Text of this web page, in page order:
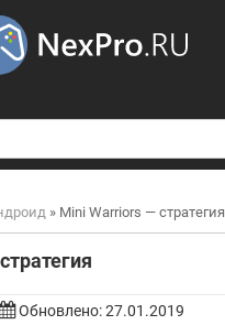
о
и
к
» Mini Warriors — стратегия
Обновлено:27.01.2019